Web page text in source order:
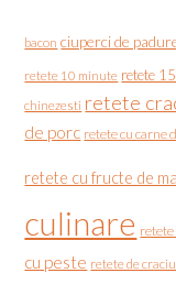
bacon ciuperci de
retete 10 minute retete
chinezesti retete
de porc retete cu carne
retete cu fructe de
culinare retete
cu peste retete de